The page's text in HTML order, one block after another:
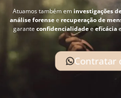
Atuamos também em investigações
análise forensee recuperação de
garante confidencialidadeeeficácia
Contratar